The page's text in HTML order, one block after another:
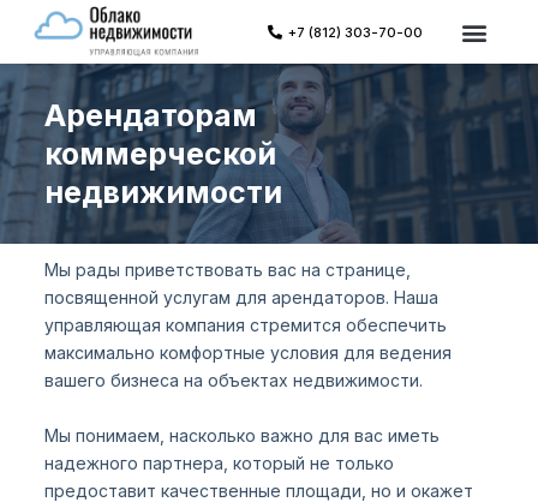
П
е
й
т
и
к
с
+7 (812) 303-70-00
Арендаторам
коммерческой
недвижимости
Мы рады приветствовать вас на странице,
посвященной услугам для арендаторов. Наша
управляющая компания стремится обеспечить
максимально комфортные условия для ведения
вашего бизнеса на объектах недвижимости.
Мы понимаем, насколько важно для вас иметь
надежного партнера, который не только
предоставит качественные площади, но и окажет